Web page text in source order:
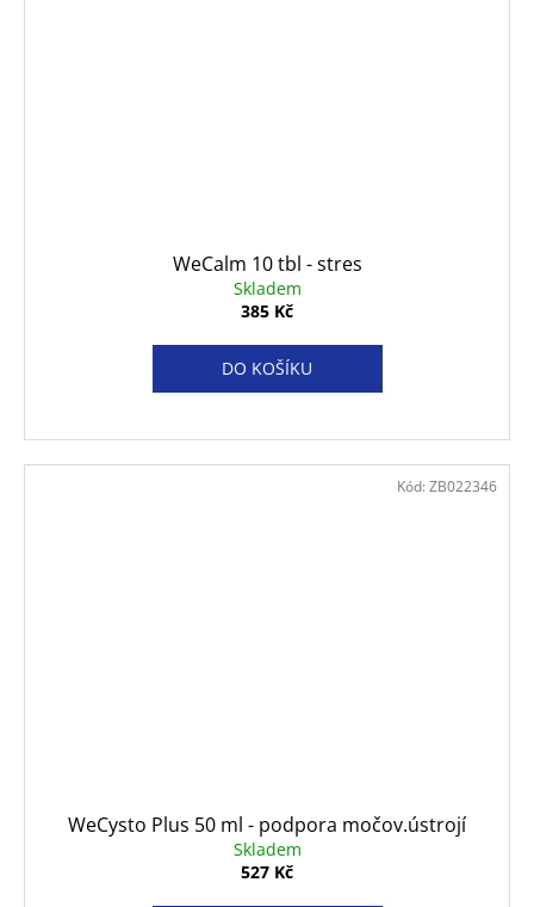
WeCalm 10 tbl - stres
Skladem
385 Kč
DO KOŠÍKU
WeCysto Plus 50 ml - podpora močov.ústrojí
Skladem
527 Kč
Kód: ZB022346